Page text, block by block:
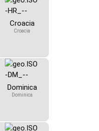
Croacia
Croacia
Dominica
Dominica